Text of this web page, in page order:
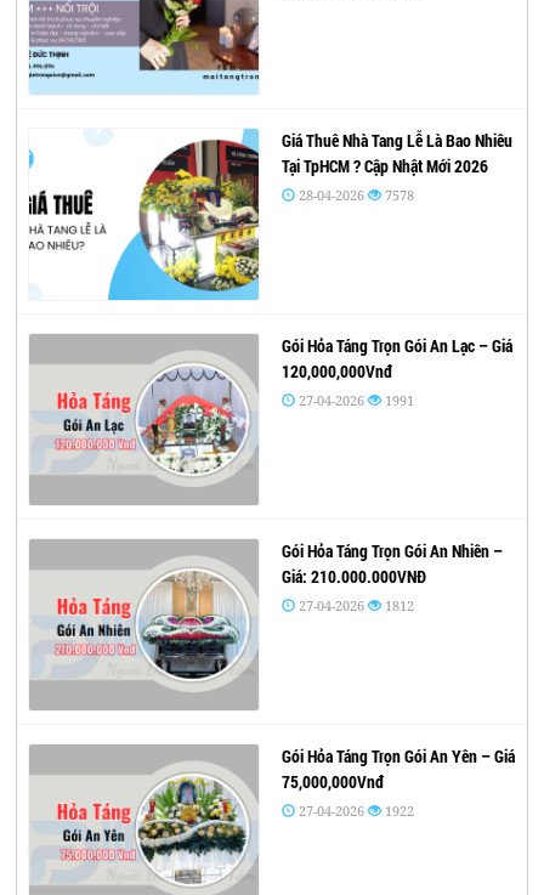
Giá Thuê Nhà Tang Lễ Là Bao Nhiêu
Tại TpHCM ? Cập Nhật Mới 2026
28-04-2026 7578
Gói Hỏa Táng Trọn Gói An Lạc – Giá
120,000,000Vnđ
27-04-2026 1991
Gói Hỏa Táng Trọn Gói An Nhiên –
Giá: 210.000.000VNĐ
27-04-2026 1812
Gói Hỏa Táng Trọn Gói An Yên – Giá
75,000,000Vnđ
27-04-2026 1922